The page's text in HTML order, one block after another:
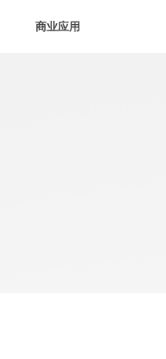
商业应用